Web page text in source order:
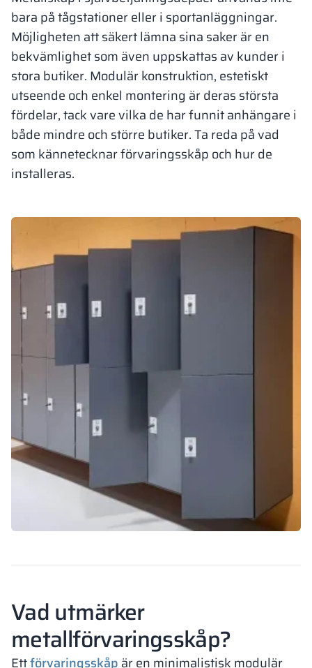
Vela
metallskåp
Bänkar och
Skåplås
Rumsavdelare
Lamele
Altus
L-formade skåp
bara på tågstationer eller i sportanläggningar.
Möjligheten att säkert lämna sina saker är en
bekvämlighet som även uppskattas av kunder i
stora butiker. Modulär konstruktion, estetiskt
utseende och enkel montering är deras största
fördelar, tack vare vilka de har funnit anhängare i
både mindre och större butiker. Ta reda på vad
som kännetecknar förvaringsskåp och hur de
installeras.
Vad utmärker
metallförvaringsskåp?
Ettförvaringsskåpär en minimalistisk modulär